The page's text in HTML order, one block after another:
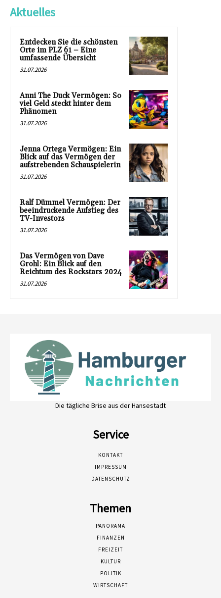
Aktuelles
Entdecken Sie die schönsten
Orte im PLZ 61 – Eine
umfassende Übersicht
31.07.2026
Anni The Duck Vermögen: So
viel Geld steckt hinter dem
Phänomen
31.07.2026
Jenna Ortega Vermögen: Ein
Blick auf das Vermögen der
aufstrebenden Schauspielerin
31.07.2026
Ralf Dümmel Vermögen: Der
beeindruckende Aufstieg des
TV-Investors
31.07.2026
Das Vermögen von Dave
Grohl: Ein Blick auf den
Reichtum des Rockstars 2024
31.07.2026
Die tägliche Brise aus der Hansestadt
Service
KONTAKT
IMPRESSUM
DATENSCHUTZ
Themen
PANORAMA
FINANZEN
FREIZEIT
KULTUR
POLITIK
WIRTSCHAFT